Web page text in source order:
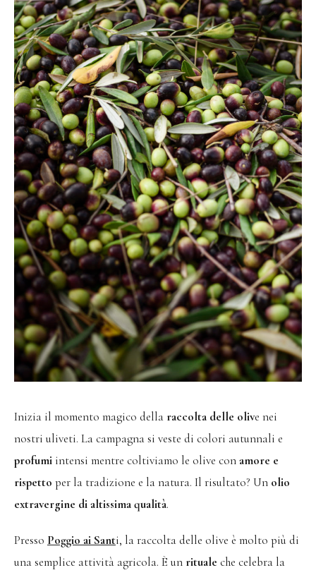
Inizia il momento magico dellaraccolta delle olive nei
nostri uliveti. La campagna si veste di colori autunnali e
profumi intensi mentre coltiviamo le olive conamore e
rispetto per la tradizione e la natura. Il risultato? Un olio
extravergine di altissima qualità.
Presso Poggio ai Santi, la raccolta delle olive è molto più di
una semplice attività agricola. È unrituale che celebra la